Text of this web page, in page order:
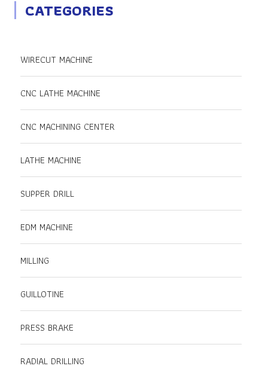
CATEGORIES
WIRECUT MACHINE
CNC LATHE MACHINE
CNC MACHINING CENTER
LATHE MACHINE
SUPPER DRILL
EDM MACHINE
MILLING
GUILLOTINE
PRESS BRAKE
RADIAL DRILLING